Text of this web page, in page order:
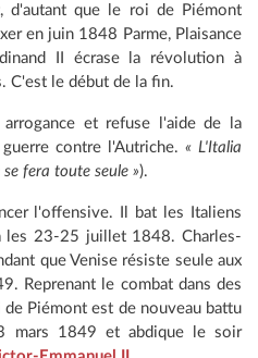
d'autant que le roi de Piémont
en juin 1848 Parme, Plaisance
II écrase la révolution à
C'est le début de la fin.
et refuse l'aide de la
guerre contre l'Autriche. « L'Italia
se fera toute seule »).
l'offensive. Il bat les Italiens
les 23-25 juillet 1848. Charles-
que Venise résiste seule aux
Reprenant le combat dans des
Piémont est de nouveau battu
mars 1849 et abdique le soir